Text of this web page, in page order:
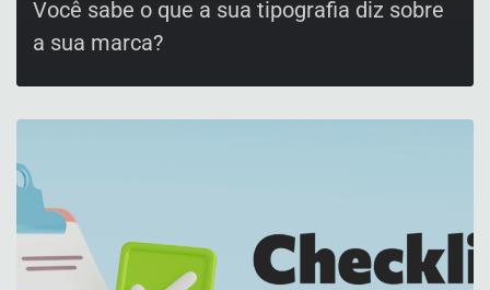
Você sabe o que a sua tipografia diz sobre
a sua marca?